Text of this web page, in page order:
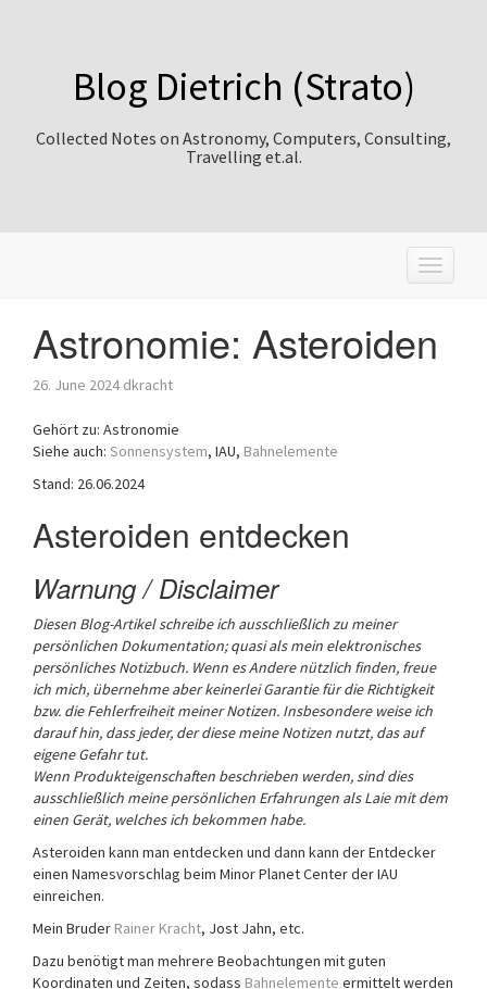
Blog Dietrich (Strato)
Collected Notes on Astronomy, Computers, Consulting,
Travelling et.al.
T
o
l
Astronomie: Asteroiden
26. June 2024 dkracht
Gehört zu: Astronomie
Siehe auch: Sonnensystem, IAU, Bahnelemente
Stand: 26.06.2024
Asteroiden entdecken
Warnung / Disclaimer
Diesen Blog-Artikel schreibe ich ausschließlich zu meiner
persönlichen Dokumentation; quasi als mein elektronisches
persönliches Notizbuch. Wenn es Andere nützlich finden, freue
ich mich, übernehme aber keinerlei Garantie für die Richtigkeit
bzw. die Fehlerfreiheit meiner Notizen. Insbesondere weise ich
darauf hin, dass jeder, der diese meine Notizen nutzt, das auf
eigene Gefahr tut.
Wenn Produkteigenschaften beschrieben werden, sind dies
ausschließlich meine persönlichen Erfahrungen als Laie mit dem
einen Gerät, welches ich bekommen habe.
Asteroiden kann man entdecken und dann kann der Entdecker
einen Namesvorschlag beim Minor Planet Center der IAU
einreichen.
Mein Bruder Rainer Kracht, Jost Jahn, etc.
Dazu benötigt man mehrere Beobachtungen mit guten
Koordinaten und Zeiten, sodass Bahnelemente ermittelt werden